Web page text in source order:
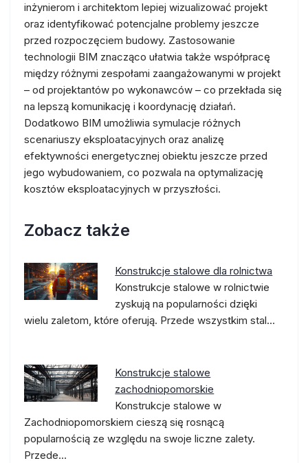
inżynierom i architektom lepiej wizualizować projekt
oraz identyfikować potencjalne problemy jeszcze
przed rozpoczęciem budowy. Zastosowanie
technologii BIM znacząco ułatwia także współpracę
między różnymi zespołami zaangażowanymi w projekt
– od projektantów po wykonawców – co przekłada się
na lepszą komunikację i koordynację działań.
Dodatkowo BIM umożliwia symulacje różnych
scenariuszy eksploatacyjnych oraz analizę
efektywności energetycznej obiektu jeszcze przed
jego wybudowaniem, co pozwala na optymalizację
kosztów eksploatacyjnych w przyszłości.
Zobacz także
Konstrukcje stalowe dla rolnictwa
Konstrukcje stalowe w rolnictwie
zyskują na popularności dzięki
wielu zaletom, które oferują. Przede wszystkim stal…
Konstrukcje stalowe
zachodniopomorskie
Konstrukcje stalowe w
Zachodniopomorskiem cieszą się rosnącą
popularnością ze względu na swoje liczne zalety.
Przede…